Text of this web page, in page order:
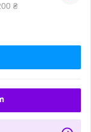
₴